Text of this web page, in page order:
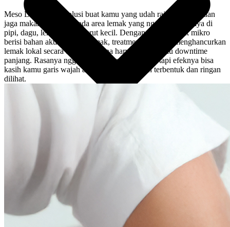
Meso Lipo adalah solusi buat kamu yang udah rajin olahraga dan
jaga makan tapi masih ada area lemak yang ngeyel—biasanya di
pipi, dagu, lengan, atau perut kecil. Dengan teknik suntik mikro
berisi bahan aktif peluruh lemak, treatment ini bantu menghancurkan
lemak lokal secara bertahap tanpa harus operasi atau downtime
panjang. Rasanya nggak seintimidasi namanya, tapi efeknya bisa
kasih kamu garis wajah atau tubuh yang lebih terbentuk dan ringan
dilihat.